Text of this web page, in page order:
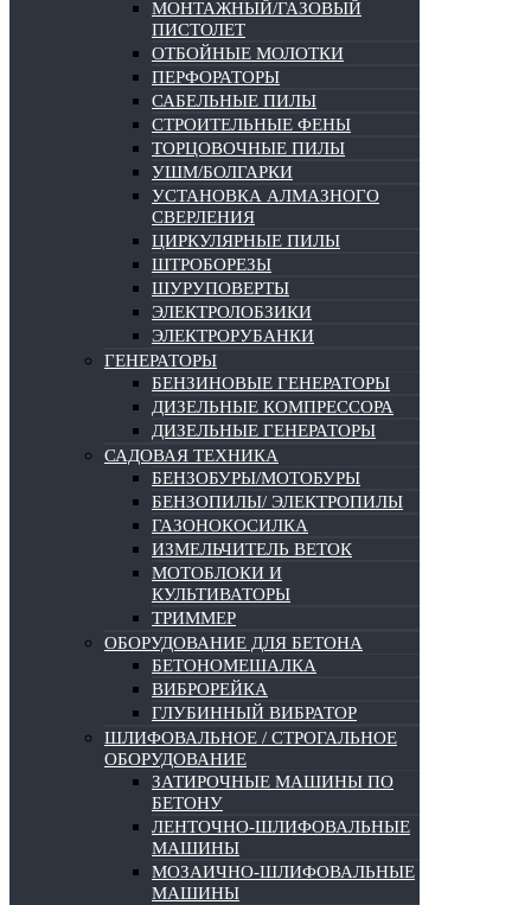
МОНТАЖНЫЙ/ГАЗОВЫЙ
ПИСТОЛЕТ
ОТБОЙНЫЕ МОЛОТКИ
ПЕРФОРАТОРЫ
САБЕЛЬНЫЕ ПИЛЫ
СТРОИТЕЛЬНЫЕ ФЕНЫ
ТОРЦОВОЧНЫЕ ПИЛЫ
УШМ/БОЛГАРКИ
УСТАНОВКА АЛМАЗНОГО
СВЕРЛЕНИЯ
ЦИРКУЛЯРНЫЕ ПИЛЫ
ШТРОБОРЕЗЫ
ШУРУПОВЕРТЫ
ЭЛЕКТРОЛОБЗИКИ
ЭЛЕКТРОРУБАНКИ
ГЕНЕРАТОРЫ
БЕНЗИНОВЫЕ ГЕНЕРАТОРЫ
ДИЗЕЛЬНЫЕ КОМПРЕССОРА
ДИЗЕЛЬНЫЕ ГЕНЕРАТОРЫ
САДОВАЯ ТЕХНИКА
БЕНЗОБУРЫ/МОТОБУРЫ
БЕНЗОПИЛЫ/ ЭЛЕКТРОПИЛЫ
ГАЗОНОКОСИЛКА
ИЗМЕЛЬЧИТЕЛЬ ВЕТОК
МОТОБЛОКИ И
КУЛЬТИВАТОРЫ
ТРИММЕР
ОБОРУДОВАНИЕ ДЛЯ БЕТОНА
БЕТОНОМЕШАЛКА
ВИБРОРЕЙКА
ГЛУБИННЫЙ ВИБРАТОР
ШЛИФОВАЛЬНОЕ / СТРОГАЛЬНОЕ
ОБОРУДОВАНИЕ
ЗАТИРОЧНЫЕ МАШИНЫ ПО
БЕТОНУ
ЛЕНТОЧНО-ШЛИФОВАЛЬНЫЕ
МАШИНЫ
МОЗАИЧНО-ШЛИФОВАЛЬНЫЕ
МАШИНЫ